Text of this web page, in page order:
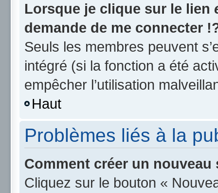
Lorsque je clique sur le lien
demande de me connecter
Seuls les membres peuvent
intégré (si la fonction a été
empêcher l’utilisation
Haut
Problèmes liés à la
Comment créer un
Cliquez sur le bouton «